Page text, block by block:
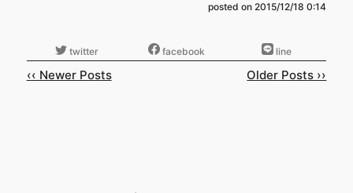
posted on2015/12/18 0:14
‹‹ Newer Posts Older Posts ››